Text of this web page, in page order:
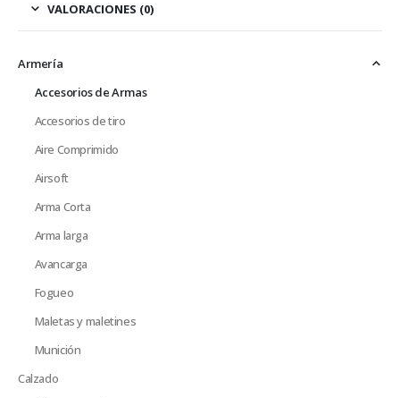
VALORACIONES (0)
Armería
Accesorios de Armas
Accesorios de tiro
Aire Comprimido
Airsoft
Arma Corta
Arma larga
Avancarga
Fogueo
Maletas y maletines
Munición
Calzado